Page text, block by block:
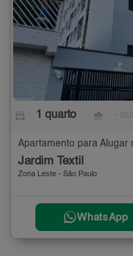
1 quarto
Apartamento para Alugar
Jardim Textil
Zona Leste - São Paulo
WhatsApp